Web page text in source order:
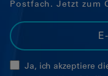
Postfach. Jetzt zum
Ja, ich akzeptiere